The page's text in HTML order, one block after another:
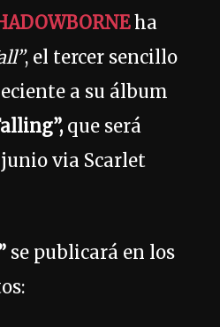
ha
, el tercer sencillo
a su álbum
que será
junio via Scarlet
se publicará en los